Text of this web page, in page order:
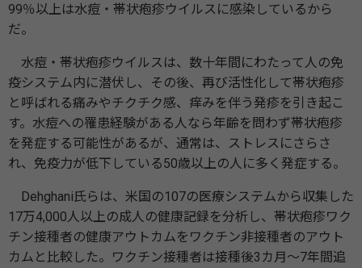
99％以上は水痘・帯状疱疹ウイルスに感染しているから
だ。
水痘・帯状疱疹ウイルスは、数十年間にわたって人の免
疫システム内に潜伏し、その後、再び活性化して帯状疱疹
と呼ばれる痛みやチクチク感、痒みを伴う発疹を引き起こ
す。水痘への罹患経験がある人なら年齢を問わず帯状疱疹
を発症する可能性があるが、通常は、ストレスにさらさ
れ、免疫力が低下している50歳以上の人に多く発症する。
Dehghani氏らは、米国の107の医療システムから収集した
17万4,000人以上の成人の健康記録を分析し、帯状疱疹ワク
チン接種者の健康アウトカムをワクチン非接種者のアウト
カムと比較した。ワクチン接種者は接種後3カ月～7年間追